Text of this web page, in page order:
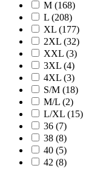
M (168)
L (208)
XL (177)
2XL (32)
XXL (3)
3XL (4)
4XL (3)
S/M (18)
M/L (2)
L/XL (15)
36 (7)
38 (8)
40 (5)
42 (8)